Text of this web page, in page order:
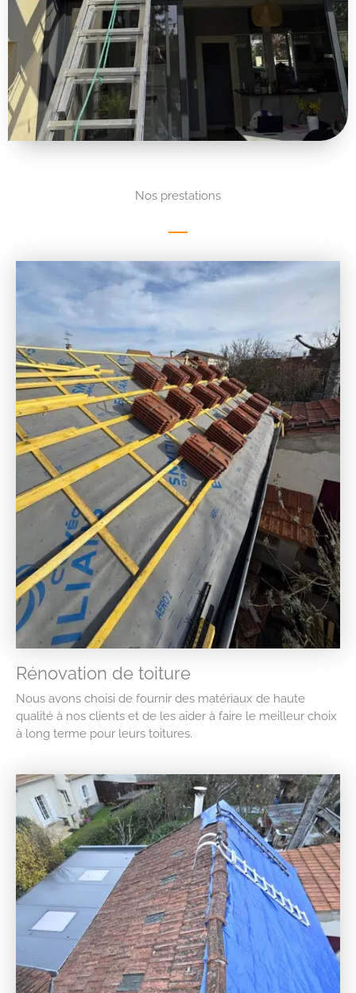
Nos prestations
Rénovation de toiture
Nous avons choisi de fournir des matériaux de haute
qualité à nos clients et de les aider à faire le meilleur choix
à long terme pour leurs toitures.